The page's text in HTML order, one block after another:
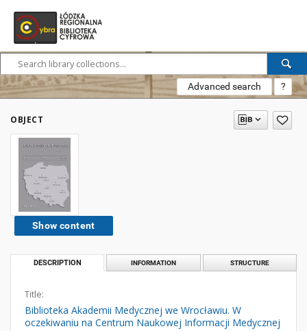
Advanced search ?
OBJECT
Show content
DESCRIPTION INFORMATION STRUCTURE
Title:
Biblioteka Akademii Medycznej we Wrocławiu. W
oczekiwaniu na Centrum Naukowej Informacji Medycznej